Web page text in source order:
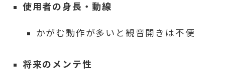
使用者の身長・動線
かがむ動作が多いと観音開きは不便
将来のメンテ性